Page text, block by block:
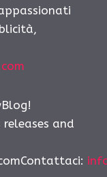
and
: